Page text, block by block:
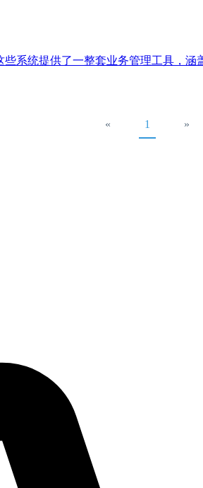
系统提供了一整套业务管理工具，
« 1 »